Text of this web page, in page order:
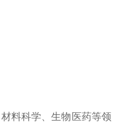
料科学、生物医药等领